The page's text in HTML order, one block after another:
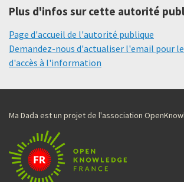
Plus d'infos sur cette autorité
Page d'accueil de l'autorité publique
Demandez-nous d'actualiser l'email pour
d'accès à l'information
Ma Dada est un projet de l'association